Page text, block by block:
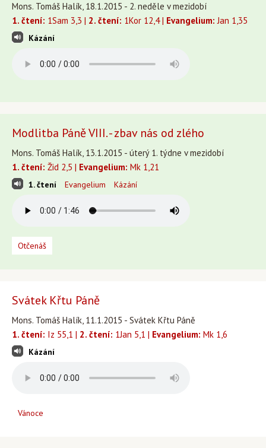
Mons. Tomáš Halík, 18.1.2015 - 2. neděle v mezidobí
1. čtení: 1Sam 3,3 | 2. čtení: 1Kor 12,4 | Evangelium: Jan 1,35
Kázání
Modlitba Páně VIII. - zbav nás od zlého
Mons. Tomáš Halík, 13.1.2015 - úterý 1. týdne v mezidobí
1. čtení: Žid 2,5 | Evangelium: Mk 1,21
1. čtení Evangelium Kázání
Otčenáš
Svátek Křtu Páně
Mons. Tomáš Halík, 11.1.2015 - Svátek Křtu Páně
1. čtení: Iz 55,1 | 2. čtení: 1Jan 5,1 | Evangelium: Mk 1,6
Kázání
Vánoce